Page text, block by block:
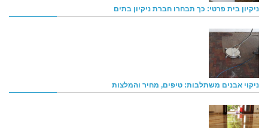
ניקיון בית פרטי: כך תבחרו חברת ניקיון בתים
ניקוי אבנים משתלבות: טיפים, מחיר והמלצות